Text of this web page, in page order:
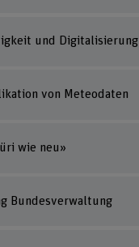
und Digitalisierung
von Meteodaten
wie neu»
Bundesverwaltung